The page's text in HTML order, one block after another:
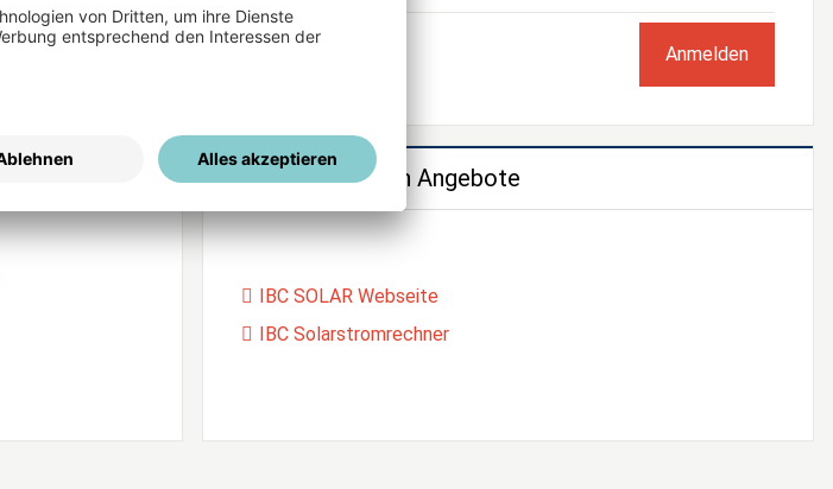
Passwort vergessen?
Unsere weiteren Angebote
IBC SOLAR Webseite
IBC Solarstromrechner